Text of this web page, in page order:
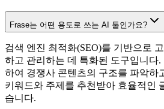
Frase는 어떤 용도로 쓰는 AI 툴인가요?
검색 엔진 최적화(SEO)를 기반으로
하고 관리하는 데 특화된 도구입니다.
하여 경쟁사 콘텐츠의 구조를 파악하
키워드와 주제를 추천받아 효율적인
습니다.